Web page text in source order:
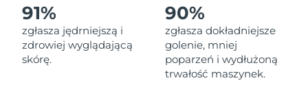
91%
zgłasza jędrniejszą i
zdrowiej wyglądającą
skórę.
90%
zgłasza dokładniejsze
golenie, mniej
poparzeń i wydłużoną
trwałość maszynek.
Malta
Oczekiwany czas dostawy
8/11/26
Meksyk
Oczekiwany czas dostawy
8/15/26